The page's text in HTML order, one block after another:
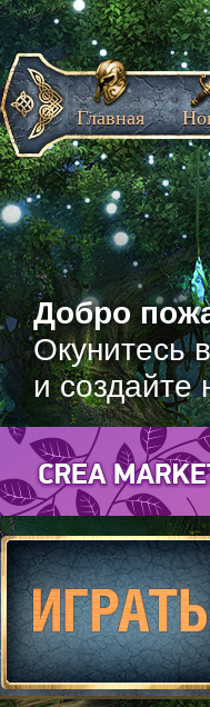
Добро
Окунитесь
и
Главная